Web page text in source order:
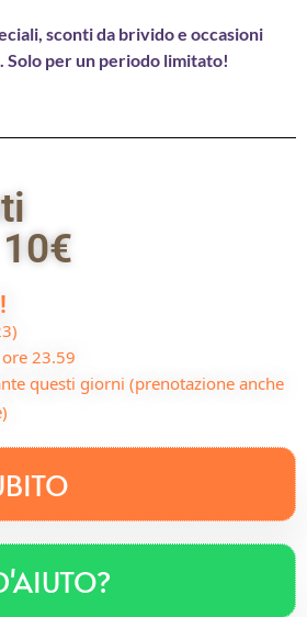
sconti da brivido e occasioni
Solo per un periodo limitato!
23.59
questi giorni (prenotazione anche